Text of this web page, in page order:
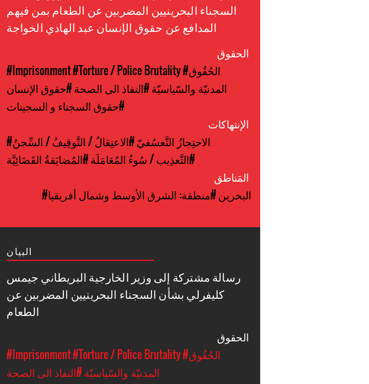
السجناء البحرينيين المضربين عن الطعام بمن فيهم
المدافع عن حقوق الإنسان عبد الهادي الخواجة
#Imprisonment#Torture / Police Brutality#الحُقُوق
المدنيّة والسّياسيّة#النفاذ الى الصحة#حقوق الإنسان
#حقوق السجناء و السجينات
#الاحتِجازُ التَّعسُفيّ#الاعتِقالُ / التَّوقِيفُ / السِّجنُ
#التَّعذِيب / سُوءُ المُعَامَلَة#المُضايَقةُ القَضَائِيَّة
#البحرين#منطقة: الشرق الأوسط وشمال أفريقيا
البيان
رسالة مشتركة إلى وزير الخارجية البريطاني جيمس
كليفرلي بشأن السجناء البحرينيين المضربين عن
الطعام
#Imprisonment#Torture / Police Brutality#الحُقُوق
المدنيّة والسّياسيّة#النفاذ الى الصحة